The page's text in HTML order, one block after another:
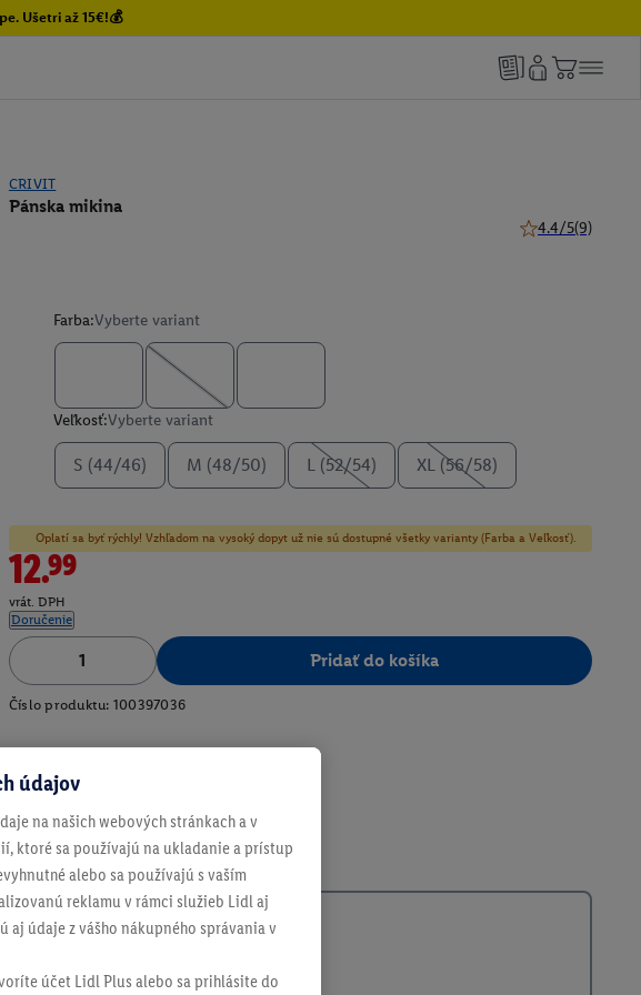
Ušetri až 15€!💰
CRIVIT
Pánska mikina
4.4/5(9)
Farba:Vyberte variant
Veľkosť:Vyberte variant
S (44/46) M (48/50) L (52/54) XL (56/58)
Oplatí sa byť rýchly! Vzhľadom na vysoký dopyt už nie sú dostupné všetky varianty (Farba a Veľkosť).
12.99
vrát. DPH
Doručenie
Pridať do košíka
Číslo produktu: 100397036
údajov
na našich webových stránkach a v
ktoré sa používajú na ukladanie a prístup
alebo sa používajú s vaším
reklamu v rámci služieb Lidl aj
údaje z vášho nákupného správania v
účet Lidl Plus alebo sa prihlásite do